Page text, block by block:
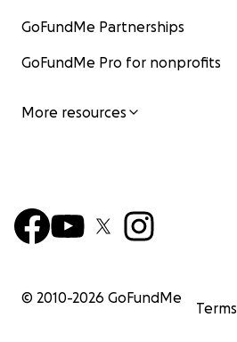
GoFundMe Partnerships
GoFundMe Pro for nonprofits
More resources
© 2010-2026 GoFundMe
Terms